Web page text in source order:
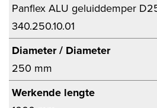
Panflex ALU geluiddemper
340.250.10.01
Diameter / Diameter
250 mm
Werkende lengte